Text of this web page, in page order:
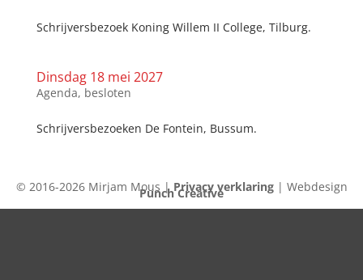
Schrijversbezoek Koning Willem II College, Tilburg.
Dinsdag 18 mei 2027
Agenda, besloten
Schrijversbezoeken De Fontein, Bussum.
© 2016-2026 Mirjam Mous | Privacy verklaring| Webdesign
Punch Creative